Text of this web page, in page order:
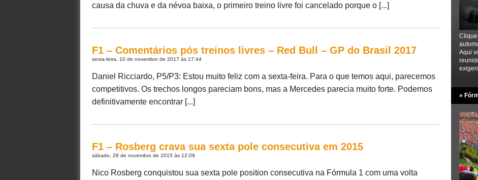
causa da chuva e da névoa baixa, o primeiro treino livre foi cancelado porque o [...]
F1 – Comentários pós treinos livres – Red Bull – GP do Brasil 2017
sexta-feira, 10 de novembro de 2017 às 17:44
Daniel Ricciardo, P5/P3: Estou muito feliz com a sexta-feira. Para o que temos aqui, parecemos
competitivos. Os trechos longos pareciam bons, mas a Mercedes parecia muito forte. Podemos
definitivamente encontrar [...]
F1 – Rosberg crava sua sexta pole consecutiva em 2015
sábado, 28 de novembro de 2015 às 12:09
Nico Rosberg conquistou sua sexta pole position consecutiva na Fórmula 1 com uma volta
Aqui
»